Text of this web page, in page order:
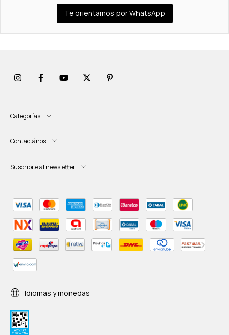
Te orientamos por WhatsApp
Categorías
Contactános
Suscribite al newsletter
Idiomas y monedas